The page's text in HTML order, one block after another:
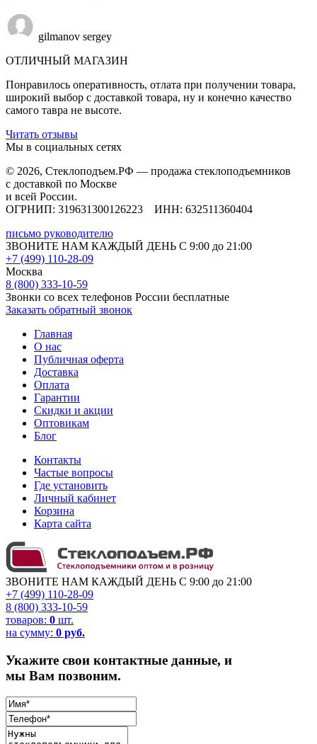
gilmanov sergey
ОТЛИЧНЫЙ МАГАЗИН
Понравилось оперативность, отлата при получении товара,
широкий выбор с доставкой товара, ну и конечно качество
самого тавра не высоте.
Читать отзывы
Мы в социальных сетях
© 2026, Стеклоподъем.РФ — продажа стеклоподъемников
с доставкой по Москве
и всей России.
ОГРНИП: 319631300126223 ИНН: 632511360404
письмо руководителю
ЗВОНИТЕ НАМ КАЖДЫЙ ДЕНЬ С 9:00 до 21:00
+7 (499) 110-28-09
Москва
8 (800) 333-10-59
Звонки со всех телефонов России бесплатные
Заказать обратный звонок
Главная
О нас
Публичная оферта
Доставка
Оплата
Гарантии
Скидки и акции
Оптовикам
Блог
Контакты
Частые вопросы
Где установить
Личный кабинет
Корзина
Карта сайта
ЗВОНИТЕ НАМ КАЖДЫЙ ДЕНЬ С 9:00 до 21:00
+7 (499) 110-28-09
8 (800) 333-10-59
товаров: 0 шт.
на сумму: 0 руб.
Укажите свои контактные данные, и
мы Вам позвоним.